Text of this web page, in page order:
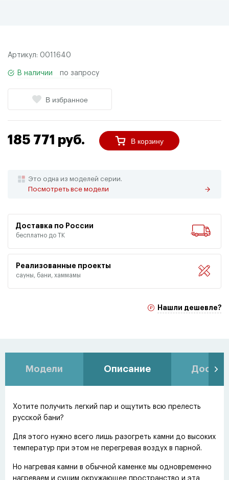
Артикул: 0011640
В наличии по запросу
В избранное
185 771 руб. В корзину
Это одна из моделей серии.
Посмотреть все модели
Доставка по России
бесплатно до ТК
Реализованные проекты
сауны, бани, хаммамы
Нашли дешевле?
Модели Описание
Хотите получить легкий пар и ощутить всю прелесть
русской бани?
Для этого нужно всего лишь разогреть камни до высоких
температур при этом не перегревая воздух в парной.
Но нагревая камни в обычной каменке мы одновременно
нагреваем и сушим окружающее пространство и эта